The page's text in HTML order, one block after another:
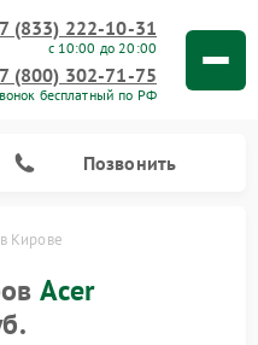
(833) 222-10-31
с 10:00 до 20:00
(800) 302-71-75
бесплатный по РФ
Позвонить
Кирове
Acer